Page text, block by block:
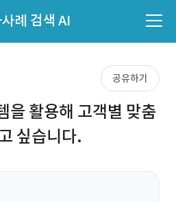
례 검색 AI
공유하기
을 활용해 고객별 맞춤
싶습니다.